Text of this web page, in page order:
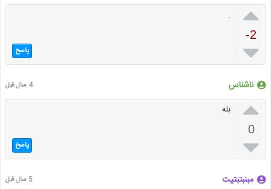

-2

.
پاسخ
ناشناس 4 سال قبل

0

بله
پاسخ
مبنبتبتیت 5 سال قبل